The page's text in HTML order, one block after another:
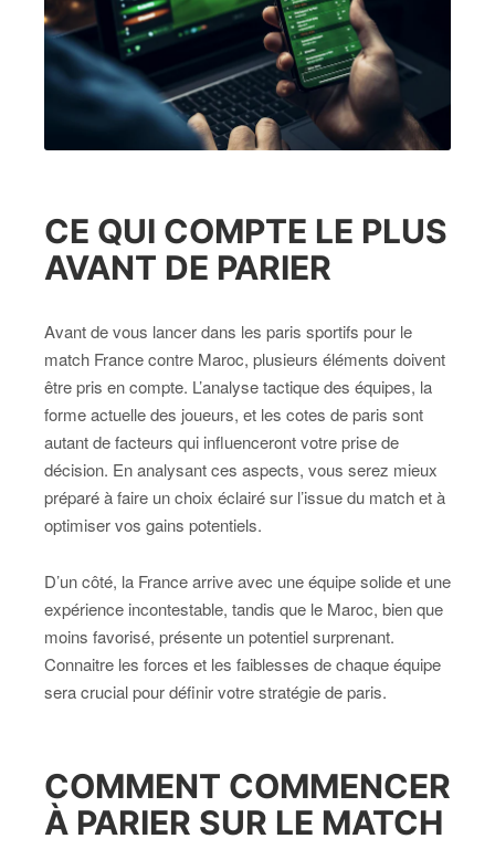
CE QUI COMPTE LE PLUS
AVANT DE PARIER
Avant de vous lancer dans les paris sportifs pour le
match France contre Maroc, plusieurs éléments doivent
être pris en compte. L’analyse tactique des équipes, la
forme actuelle des joueurs, et les cotes de paris sont
autant de facteurs qui influenceront votre prise de
décision. En analysant ces aspects, vous serez mieux
préparé à faire un choix éclairé sur l’issue du match et à
optimiser vos gains potentiels.
D’un côté, la France arrive avec une équipe solide et une
expérience incontestable, tandis que le Maroc, bien que
moins favorisé, présente un potentiel surprenant.
Connaitre les forces et les faiblesses de chaque équipe
sera crucial pour définir votre stratégie de paris.
COMMENT COMMENCER
À PARIER SUR LE MATCH